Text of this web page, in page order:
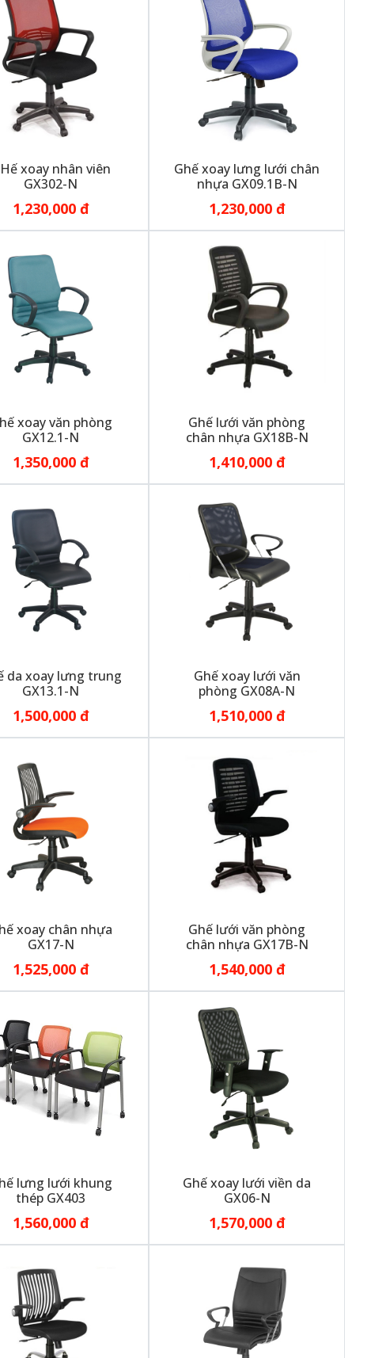
xoay nhân viên
GX302-N
1,230,000 đ
Ghế xoay lưng lưới chân
nhựa GX09.1B-N
1,230,000 đ
xoay văn phòng
GX12.1-N
1,350,000 đ
Ghế lưới văn phòng
chân nhựa GX18B-N
1,410,000 đ
da xoay lưng trung
GX13.1-N
1,500,000 đ
Ghế xoay lưới văn
phòng GX08A-N
1,510,000 đ
xoay chân nhựa
GX17-N
1,525,000 đ
Ghế lưới văn phòng
chân nhựa GX17B-N
1,540,000 đ
lưng lưới khung
thép GX403
1,560,000 đ
Ghế xoay lưới viền da
GX06-N
1,570,000 đ